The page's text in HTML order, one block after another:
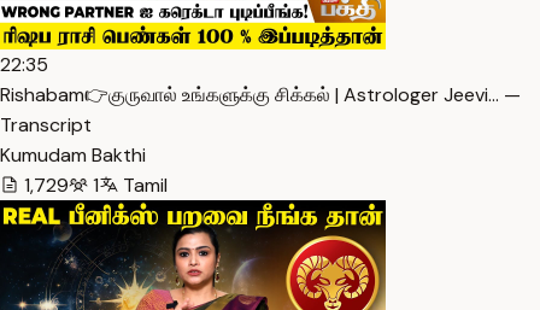
22:35
Rishabam👉குருவால் உங்களுக்கு சிக்கல் | Astrologer Jeevi… —
Transcript
Kumudam Bakthi
1,729
1 Tamil